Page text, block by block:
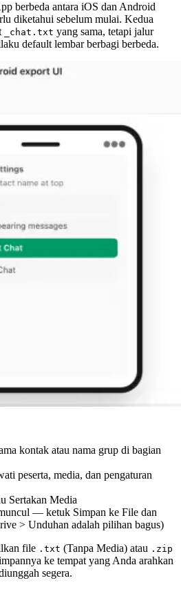
berbeda antara iOS dan Android
diketahui sebelum mulai. Kedua
_chat.txt yang sama, tetapi jalur
default lembar berbagi berbeda.
kontak atau nama grup di bagian
peserta, media, dan pengaturan
Sertakan Media
— ketuk Simpan ke File dan
> Unduhan adalah pilihan bagus)
file .txt (Tanpa Media) atau .zip
ke tempat yang Anda arahkan
segera.